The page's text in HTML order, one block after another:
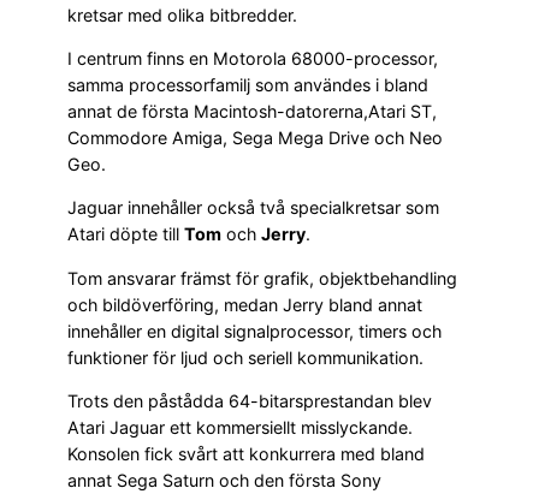
kretsar med olika bitbredder.
I centrum finns en Motorola 68000-processor,
samma processorfamilj som användes i bland
annat de första Macintosh-datorerna,Atari ST,
Commodore Amiga, Sega Mega Drive och Neo
Geo.
Jaguar innehåller också två specialkretsar som
Atari döpte till Tom och Jerry.
Tom ansvarar främst för grafik, objektbehandling
och bildöverföring, medan Jerry bland annat
innehåller en digital signalprocessor, timers och
funktioner för ljud och seriell kommunikation.
Trots den påstådda 64-bitarsprestandan blev
Atari Jaguar ett kommersiellt misslyckande.
Konsolen fick svårt att konkurrera med bland
annat Sega Saturn och den första Sony